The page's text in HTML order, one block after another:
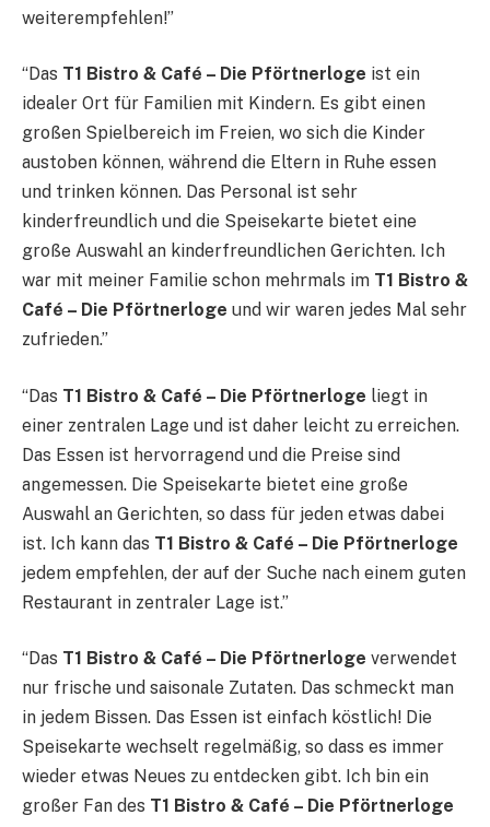
weiterempfehlen!”
“Das T1 Bistro & Café – Die Pförtnerloge ist ein
idealer Ort für Familien mit Kindern. Es gibt einen
großen Spielbereich im Freien, wo sich die Kinder
austoben können, während die Eltern in Ruhe essen
und trinken können. Das Personal ist sehr
kinderfreundlich und die Speisekarte bietet eine
große Auswahl an kinderfreundlichen Gerichten. Ich
war mit meiner Familie schon mehrmals im T1 Bistro &
Café – Die Pförtnerloge und wir waren jedes Mal sehr
zufrieden.”
“Das T1 Bistro & Café – Die Pförtnerloge liegt in
einer zentralen Lage und ist daher leicht zu erreichen.
Das Essen ist hervorragend und die Preise sind
angemessen. Die Speisekarte bietet eine große
Auswahl an Gerichten, so dass für jeden etwas dabei
ist. Ich kann das T1 Bistro & Café – Die Pförtnerloge
jedem empfehlen, der auf der Suche nach einem guten
Restaurant in zentraler Lage ist.”
“Das T1 Bistro & Café – Die Pförtnerloge verwendet
nur frische und saisonale Zutaten. Das schmeckt man
in jedem Bissen. Das Essen ist einfach köstlich! Die
Speisekarte wechselt regelmäßig, so dass es immer
wieder etwas Neues zu entdecken gibt. Ich bin ein
großer Fan des T1 Bistro & Café – Die Pförtnerloge